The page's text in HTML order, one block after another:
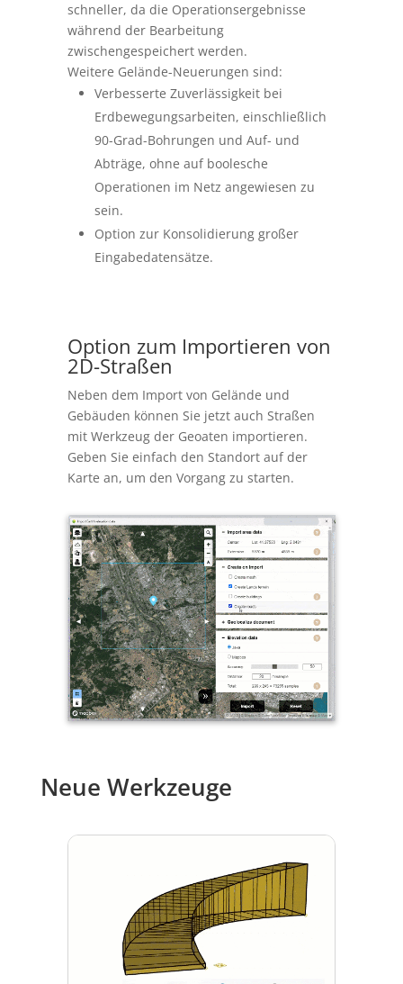
schneller, da die Operationsergebnisse
während der Bearbeitung
zwischengespeichert werden.
Weitere Gelände-Neuerungen sind:
Verbesserte Zuverlässigkeit bei
Erdbewegungsarbeiten, einschließlich
90-Grad-Bohrungen und Auf- und
Abträge, ohne auf boolesche
Operationen im Netz angewiesen zu
sein.
Option zur Konsolidierung großer
Eingabedatensätze.
Option zum Importieren von
2D-Straßen
Neben dem Import von Gelände und
Gebäuden können Sie jetzt auch Straßen
mit Werkzeug der Geoaten importieren.
Geben Sie einfach den Standort auf der
Karte an, um den Vorgang zu starten.
Neue Werkzeuge